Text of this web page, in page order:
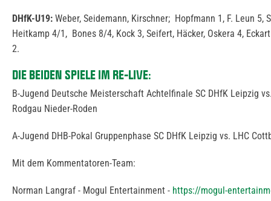
DHfK-U19: Weber, Seidemann, Kirschner; Hopfmann 1, F. Leun 5,
Heitkamp 4/1, Bones 8/4, Kock 3, Seifert, Häcker, Oskera 4,
2.
DIE BEIDEN SPIELE IM RE-LIVE:
B-Jugend Deutsche Meisterschaft Achtelfinale SC DHfK Leipzig
Rodgau Nieder-Roden
A-Jugend DHB-Pokal Gruppenphase SC DHfK Leipzig vs. LHC
Mit dem Kommentatoren-Team:
Norman Langraf - Mogul Entertainment - https://mogul-